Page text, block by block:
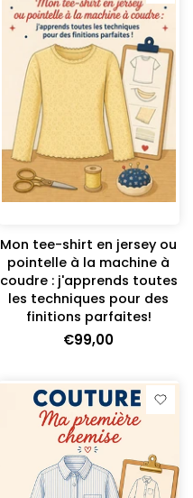
Mon tee-shirt en jersey ou
pointelle à la machine à
coudre : j'apprends toutes
les techniques pour des
finitions parfaites!
€99,00